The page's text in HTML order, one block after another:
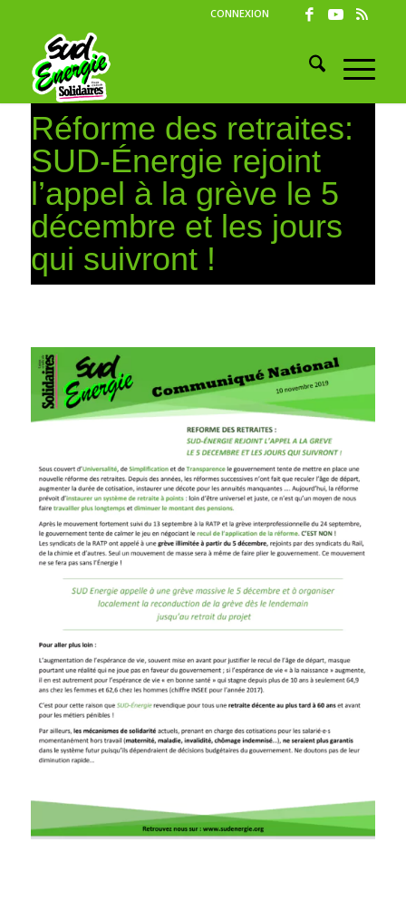
CONNEXION
Réforme des retraites:
SUD-Énergie rejoint
l’appel à la grève le 5
décembre et les jours
qui suivront !